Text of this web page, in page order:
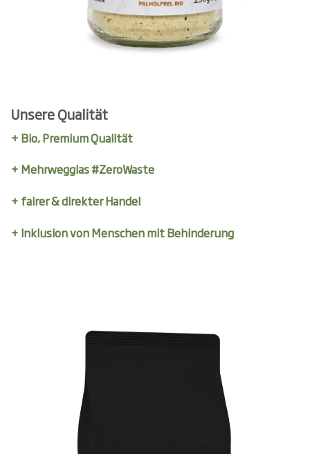
Unsere Qualität
+ Bio, Premium Qualität
+ Mehrwegglas #ZeroWaste
+ fairer & direkter Handel
+ Inklusion von Menschen mit Behinderung